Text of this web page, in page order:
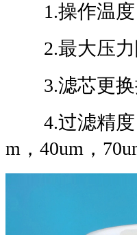
1.操作温度
2.最大压力
3.滤芯更换
4.过滤精度：
m，40um，